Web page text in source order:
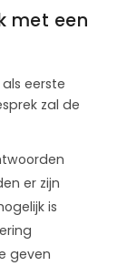
met een
eerste
zal de
er zijn
is
geven